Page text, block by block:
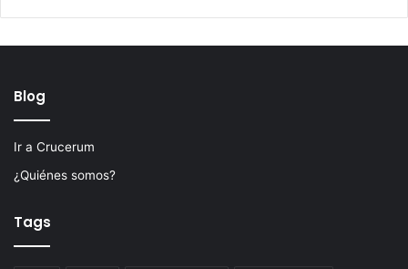
Blog
Ir a Crucerum
¿Quiénes somos?
Tags